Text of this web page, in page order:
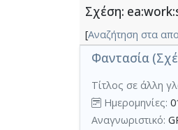
Σχέση:
[Αναζήτηση στα
Φαντασία
Τίτλος σε άλλη
Ημερομηνίες:
Αναγνωριστικό: